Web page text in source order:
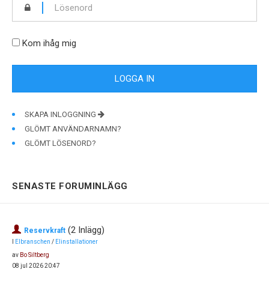
Kom ihåg mig
SKAPA INLOGGNING
GLÖMT ANVÄNDARNAMN?
GLÖMT LÖSENORD?
SENASTE FORUMINLÄGG
Reservkraft (2 Inlägg)
Elbranschen / Elinstallationer
av Bo Siltberg
08 jul 2026 20:47